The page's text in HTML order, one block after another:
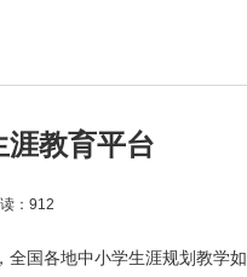
涯教育平台
：912
全国各地中小学生涯规划教学